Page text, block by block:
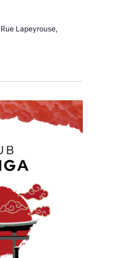
Rue Lapeyrouse,